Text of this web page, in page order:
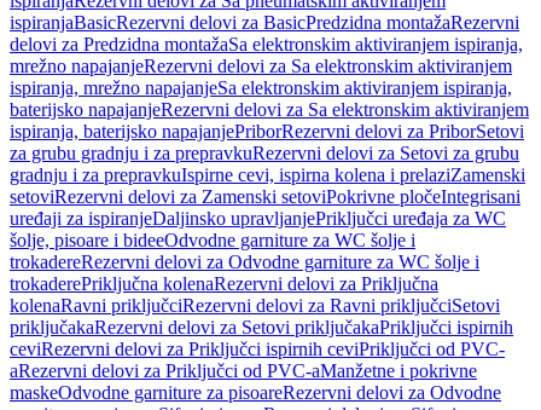
ispiranjaBasicRezervni delovi za BasicPredzidna montažaRezervni
delovi za Predzidna montažaSa elektronskim aktiviranjem ispiranja,
mrežno napajanjeRezervni delovi za Sa elektronskim aktiviranjem
ispiranja, mrežno napajanjeSa elektronskim aktiviranjem ispiranja,
baterijsko napajanjeRezervni delovi za Sa elektronskim aktiviranjem
ispiranja, baterijsko napajanjePriborRezervni delovi za PriborSetovi
za grubu gradnju i za prepravkuRezervni delovi za Setovi za grubu
gradnju i za prepravkuIspirne cevi, ispirna kolena i prelaziZamenski
setoviRezervni delovi za Zamenski setoviPokrivne pločeIntegrisani
uređaji za ispiranjeDaljinsko upravljanjePriključci uređaja za WC
šolje, pisoare i bideeOdvodne garniture za WC šolje i
trokadereRezervni delovi za Odvodne garniture za WC šolje i
trokaderePriključna kolenaRezervni delovi za Priključna
kolenaRavni priključciRezervni delovi za Ravni priključciSetovi
priključakaRezervni delovi za Setovi priključakaPriključci ispirnih
ceviRezervni delovi za Priključci ispirnih ceviPriključci od PVC-
aRezervni delovi za Priključci od PVC-aManžetne i pokrivne
maskeOdvodne garniture za pisoareRezervni delovi za Odvodne